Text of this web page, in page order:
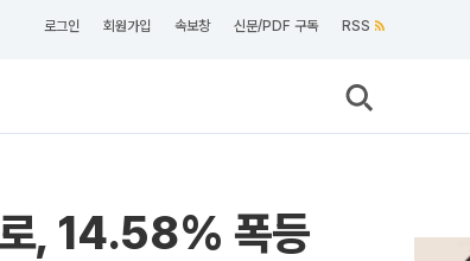
로그인 회원가입 속보창 신문/PDF 구독 RSS
로, 14.58% 폭등